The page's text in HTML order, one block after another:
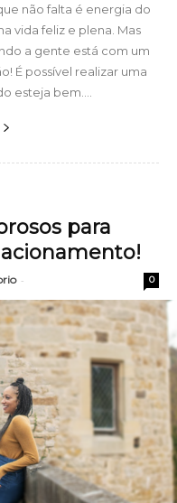
não falta é energia do
vida feliz e plena. Mas
a gente está com um
É possível realizar uma
esteja bem....
para
- 0